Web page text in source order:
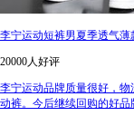
李宁运动短裤男夏季透气
20000人好评
李宁运动品牌质量很好，
动裤。今后继续回购的好品